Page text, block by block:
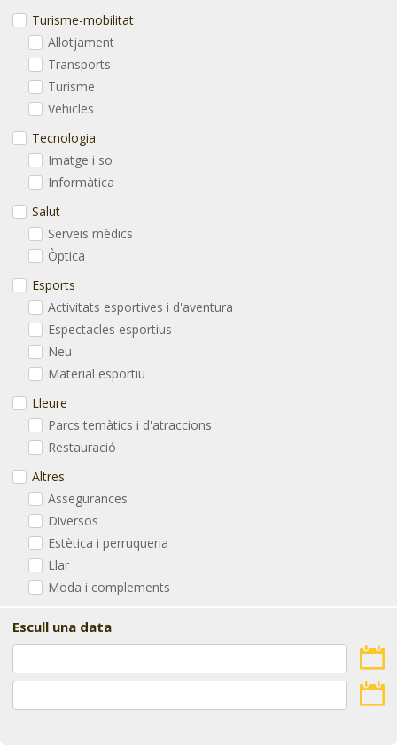
Turisme-mobilitat
Allotjament
Transports
Turisme
Vehicles
Tecnologia
Imatge i so
Informàtica
Salut
Serveis mèdics
Òptica
Esports
Activitats esportives i d'aventura
Espectacles esportius
Neu
Material esportiu
Lleure
Parcs temàtics i d'atraccions
Restauració
Altres
Assegurances
Diversos
Estètica i perruqueria
Llar
Moda i complements
Escull una data